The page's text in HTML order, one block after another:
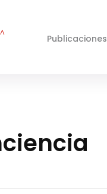
Publicaciones